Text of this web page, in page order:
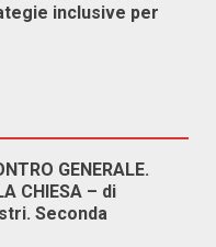
inclusive per
GENERALE.
CHIESA – di
Seconda